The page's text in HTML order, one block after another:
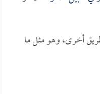
أخرى، وهو مثل ما